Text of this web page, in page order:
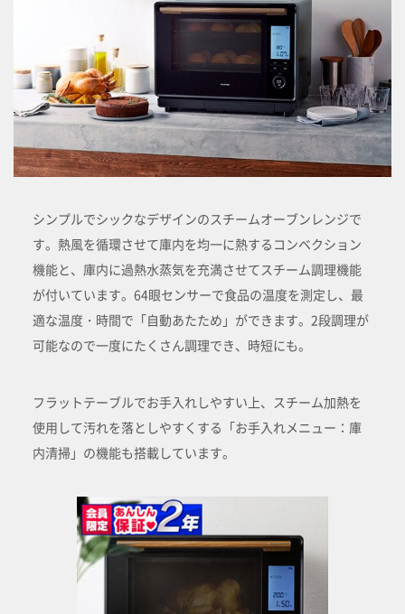
シンプルでシックなデザインのスチームオーブンレンジで
す。熱風を循環させて庫内を均一に熱するコンベクション
機能と、庫内に過熱水蒸気を充満させてスチーム調理機能
が付いています。64眼センサーで食品の温度を測定し、最
適な温度・時間で「自動あたため」ができます。2段調理が
可能なので一度にたくさん調理でき、時短にも。
フラットテーブルでお手入れしやすい上、スチーム加熱を
使用して汚れを落としやすくする「お手入れメニュー：庫
内清掃」の機能も搭載しています。